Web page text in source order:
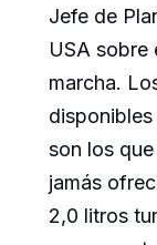
Jefe de
USA sobre
marcha.
son los
jamás
2,0 litros